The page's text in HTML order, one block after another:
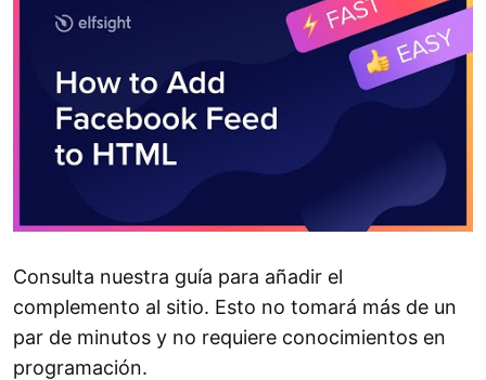
Consulta nuestra guía para añadir el
complemento al sitio. Esto no tomará más de un
par de minutos y no requiere conocimientos en
programación.